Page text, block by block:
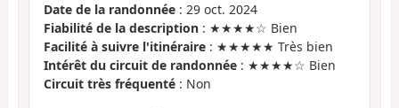
Date de la randonnée : 29 oct. 2024
Fiabilité de la description : ★★★★☆ Bien
Facilité à suivre l'itinéraire : ★★★★★ Très bien
Intérêt du circuit de randonnée : ★★★★☆ Bien
Circuit très fréquenté : Non